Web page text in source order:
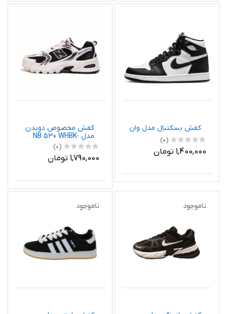
کفش بسکتبال مدل وان
(0)
1,400,000 تومان
کفش مخصوص دویدن
مدل NB 530 WHBK-
115008017
(0)
1,790,000 تومان
ناموجود ناموجود